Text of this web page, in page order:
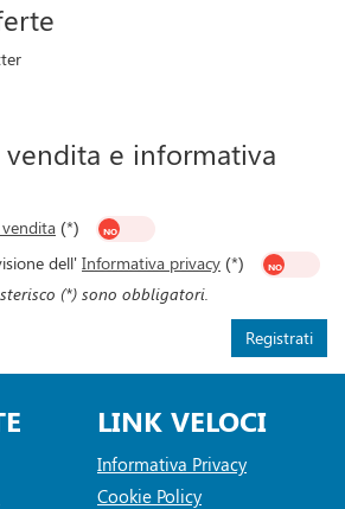
e informativa
(*)
dell' Informativa privacy (*)
(*) sono obbligatori.
LINK VELOCI
Informativa Privacy
Cookie Policy